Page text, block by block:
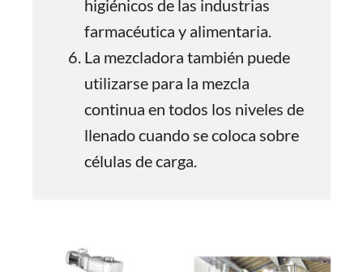
higiénicos de las industrias
farmacéutica y alimentaria.
La mezcladora también puede
utilizarse para la mezcla
continua en todos los niveles de
llenado cuando se coloca sobre
células de carga.